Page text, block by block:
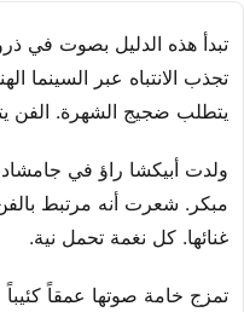
تبدأ هذه الدليل بصوت في
تجذب الانتباه عبر السينما
يتطلب ضجيج الشهرة. الفن
ولدت أبيكشا راؤ في
مبكر. شعرت أنه مرتبط
غنائها. كل نغمة تحمل نية.
تمزج خامة صوتها عمقاً